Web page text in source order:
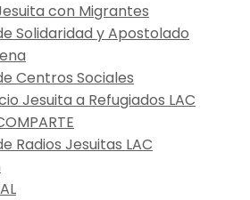
con Migrantes
Solidaridad y Apostolado
Centros Sociales
Jesuita a Refugiados LAC
Radios Jesuitas LAC